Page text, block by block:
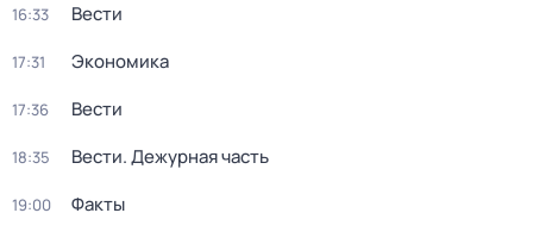
16:33 Вести
17:31 Экономика
17:36 Вести
18:35 Вести. Дежурная часть
19:00 Факты